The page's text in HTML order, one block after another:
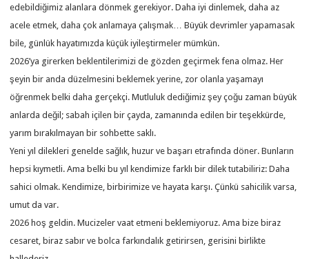
edebildiğimiz alanlara dönmek gerekiyor. Daha iyi dinlemek, daha az
acele etmek, daha çok anlamaya çalışmak… Büyük devrimler yapamasak
bile, günlük hayatımızda küçük iyileştirmeler mümkün.
2026’ya girerken beklentilerimizi de gözden geçirmek fena olmaz. Her
şeyin bir anda düzelmesini beklemek yerine, zor olanla yaşamayı
öğrenmek belki daha gerçekçi. Mutluluk dediğimiz şey çoğu zaman büyük
anlarda değil; sabah içilen bir çayda, zamanında edilen bir teşekkürde,
yarım bırakılmayan bir sohbette saklı.
Yeni yıl dilekleri genelde sağlık, huzur ve başarı etrafında döner. Bunların
hepsi kıymetli. Ama belki bu yıl kendimize farklı bir dilek tutabiliriz: Daha
sahici olmak. Kendimize, birbirimize ve hayata karşı. Çünkü sahicilik varsa,
umut da var.
2026 hoş geldin. Mucizeler vaat etmeni beklemiyoruz. Ama bize biraz
cesaret, biraz sabır ve bolca farkındalık getirirsen, gerisini birlikte